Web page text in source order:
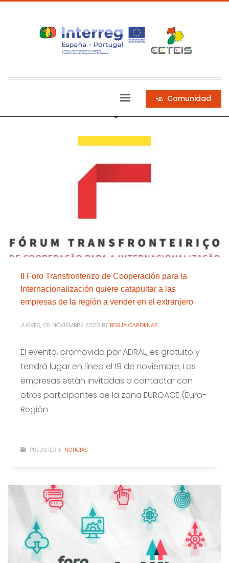
Comunidad
II Foro Transfronterizo de Cooperación para la
Internacionalización quiere catapultar a las
empresas de la región a vender en el extranjero
JUEVES, 05 NOVIEMBRE 2020 BY BORJA CARDENAS
El evento, promovido por ADRAL, es gratuito y
tendrá lugar en línea el 19 de noviembre; Las
empresas están invitadas a contactar con
otros participantes de la zona EUROACE (Euro-
Región
PUBLISHED IN NOTICIAS